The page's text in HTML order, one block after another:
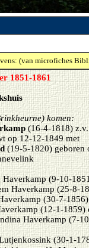
(van microfiches
1851-1861
komen:
(16-4-1818)
op 12-12-1849 met
(19-5-1820) geboren
Haverkamp (9-10-
Haverkamp (25-8-
(30-7-1856)
(12-1-1859)
Haverkamp (7-
(30-1-